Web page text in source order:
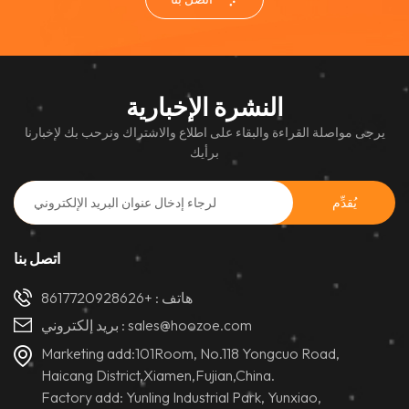
النشرة الإخبارية
يرجى مواصلة القراءة والبقاء على اطلاع والاشتراك ونرحب بك لإخبارنا
برأيك
اتصل بنا
هاتف : +8617720928626
بريد إلكتروني :sales@hoozoe.com
Marketing add:101Room, No.118 Yongcuo Road,
Haicang District,Xiamen,Fujian,China.
Factory add: Yunling Industrial Park, Yunxiao,